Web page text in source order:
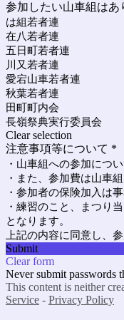
参加したい山車組はあ
は組若者連
在八若者連
五日町若者連
川又若者連
愛宕山車若者連
秋葉若者連
田町町内会
長嶺祭典実行委員会
Clear selection
注意事項等について *
・山車組への参加につ
・また、参加費は山車
・参加者の保険加入は
・練習のこと、まつり
となります。
上記の内容に同意し、
Submit
Clear form
Never submit passwords
This content is neither
Service - Privacy Policy